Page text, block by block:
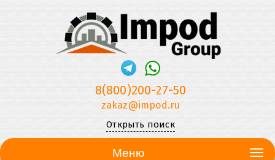
8(800)200-27-50
zakaz@impod.ru
Открыть поиск
Меню